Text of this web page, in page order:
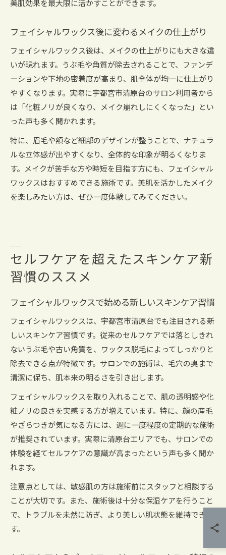
美肌効果を最大限に活かすことができます。
フェイシャルワックス後に変わるメイクの仕上がり
フェイシャルワックス後は、メイクの仕上がりにも大きな違
いが現れます。うぶ毛や角質が除去されることで、ファンデ
ーションや下地の密着度が高まり、肌全体が均一に仕上がり
やすくなります。実際に宇都宮市清原台のサロン利用者から
は「化粧ノリが良くなり、メイク崩れしにくくなった」とい
った声も多く聞かれます。
特に、眉毛や額など細部のデザインが整うことで、ナチュラ
ルな立体感が出やすくなり、全体的な印象が明るくなりま
す。メイクが苦手な方や時短を目指す方にも、フェイシャル
ワックスはおすすめできる施術です。美肌を活かしたメイク
を楽しみたい方は、ぜひ一度体験してみてください。
セルフケアを超えたスキンケア新
習慣のススメ
フェイシャルワックスで始める新しいスキンケア習慣
フェイシャルワックスは、宇都宮市清原台でも注目される新
しいスキンケア習慣です。従来のセルフケアでは落としきれ
ないうぶ毛や古い角質を、ワックス脱毛によってしっかりと
除去できる点が特徴です。サロンでの施術は、毛穴の奥まで
清潔に保ち、肌本来の明るさを引き出します。
フェイシャルワックスを取り入れることで、肌の透明感や化
粧ノリの良さを実感する方が増えています。特に、顔の産毛
やざらつきが気になる方には、週に一度程度の定期的な施術
が推奨されています。実際に清原台エリアでも、サロンでの
体験を経てセルフケアの意識が高まったという声も多く聞か
れます。
注意点としては、敏感肌の方は施術前にスタッフと相談する
ことが大切です。また、施術後は十分な保湿ケアを行うこと
で、トラブルを未然に防ぎ、より美しい肌状態を維持できま
す。